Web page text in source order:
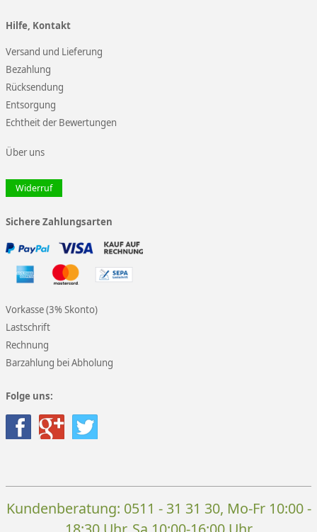
Hilfe, Kontakt
Versand und Lieferung
Bezahlung
Rücksendung
Entsorgung
Echtheit der Bewertungen
Über uns
Widerruf
Sichere Zahlungsarten
Vorkasse (3% Skonto)
Lastschrift
Rechnung
Barzahlung bei Abholung
Folge uns:
Kundenberatung: 0511 - 31 31 30, Mo-Fr 10:00 -